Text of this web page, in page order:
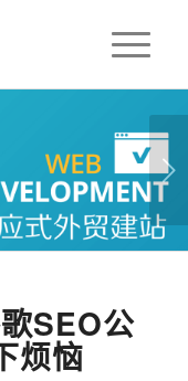
下一页
1 2
SEO公
烦恼